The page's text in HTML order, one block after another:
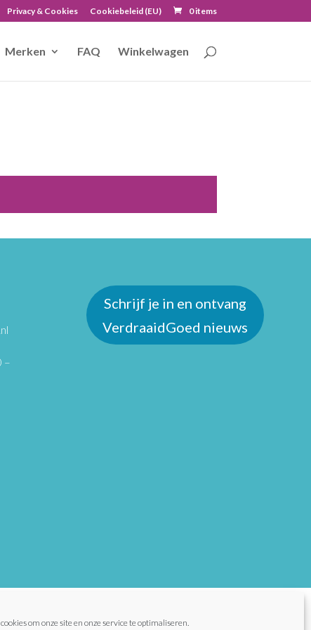
om onze site en onze service te optimaliseren.
Privacy & Cookies Cookiebeleid (EU) 0 items
Merken FAQ Winkelwagen
–
Schrijf je in en ontvang
VerdraaidGoed nieuws